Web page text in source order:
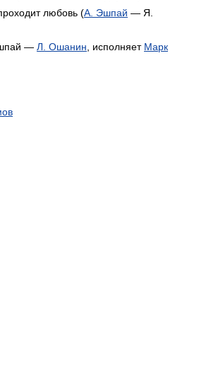
любовь (А. Эшпай — Я.
— Л. Ошанин , исполняет Марк